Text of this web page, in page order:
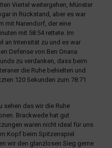
Viertel weitergehen, Münster
in Rückstand, aber es war
mit Narendorf, der eine
mit 58:54 rettete. Im
an Intensität zu und es war
Defense von Ben Onana
zu verdanken, dass beim
die Ruhe behielten und
120 Sekunden zum 78:71
sehen das wir die Ruhe
Brackwede hat gut
waren nicht ideal für uns
Kopf beim Spitzenspiel
wir den glanzlosen Sieg gerne